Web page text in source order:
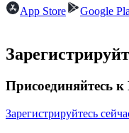
App Store
Google
Присоединяйтесь
Зарегистрируйтесь